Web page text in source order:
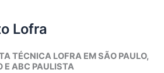
Lofra
TÉCNICA LOFRA EM SÃO PAULO,
E ABC PAULISTA